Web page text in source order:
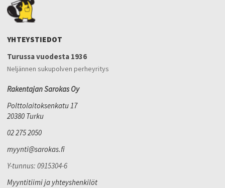
YHTEYSTIEDOT
Turussa vuodesta 1936
Neljännen sukupolven perheyritys
Rakentajan Sarokas Oy
Polttolaitoksenkatu 17
20380 Turku
02 275 2050
myynti@sarokas.fi
Y-tunnus: 0915304-6
Myyntitiimi ja yhteyshenkilöt